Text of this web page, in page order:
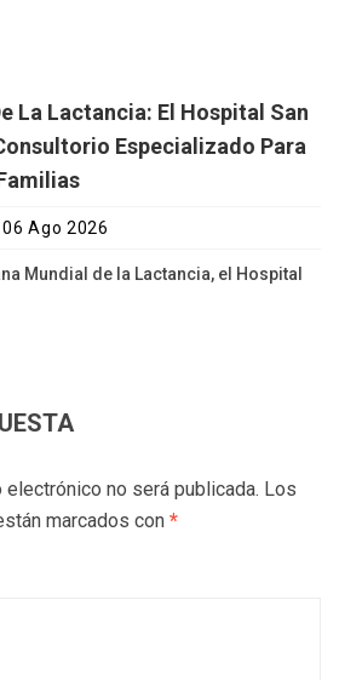
La Lactancia: El Hospital San
Especializado Para
06 Ago 2026
Mundial de la Lactancia, el Hospital
no será publicada. Los
marcados con *